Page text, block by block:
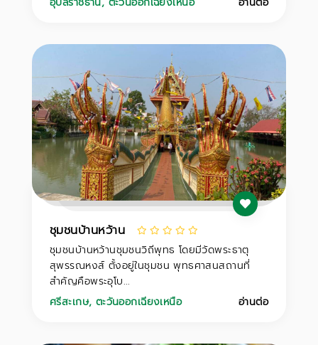
ชุมชนบ้านหว้าน
ชุมชนบ้านหว้านชุมชนวิถีพุทธ โดยมีวัดพระธาตุ
สุพรรณหงส์ ตั้งอยู่ในชุมชน พุทธศาสนสถานที่
สำคัญคือพระอุโบ...
ศรีสะเกษ, ตะวันออกเฉียงเหนือ อ่านต่อ